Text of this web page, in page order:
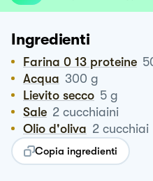
Ingredienti
Farina 0 13 proteine
Acqua 300 g
Lievito secco 5 g
Sale 2 cucchiaini
Olio d'oliva 2 cucchiai
Copia ingredienti